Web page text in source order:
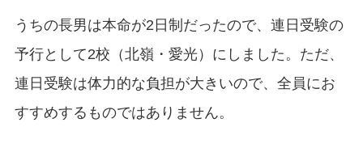
うちの長男は本命が2日制だったので、連日受験の
予行として2校（北嶺・愛光）にしました。ただ、
連日受験は体力的な負担が大きいので、全員にお
すすめするものではありません。